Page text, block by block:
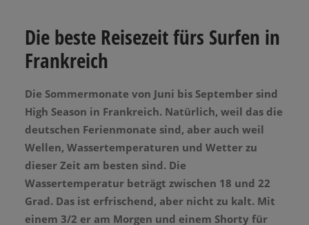
Die beste Reisezeit fürs Surfen in
Frankreich
Die Sommermonate von Juni bis September sind
High Season in Frankreich. Natürlich, weil das die
deutschen Ferienmonate sind, aber auch weil
Wellen, Wassertemperaturen und Wetter zu
dieser Zeit am besten sind. Die
Wassertemperatur beträgt zwischen 18 und 22
Grad. Das ist erfrischend, aber nicht zu kalt. Mit
einem 3/2 er am Morgen und einem Shorty für